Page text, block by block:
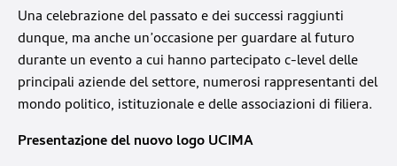
Una celebrazione del passato e dei successi raggiunti
dunque, ma anche un’occasione per guardare al futuro
durante un evento a cui hanno partecipato c-level delle
principali aziende del settore, numerosi rappresentanti del
mondo politico, istituzionale e delle associazioni di filiera.
Presentazione del nuovo logo UCIMA